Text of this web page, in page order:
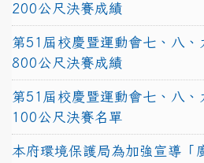
200公尺決賽成績
第51屆校慶暨運動會七、八、
800公尺決賽成績
第51屆校慶暨運動會七、八、
100公尺決賽名單
本府環境保護局為加強宣導「